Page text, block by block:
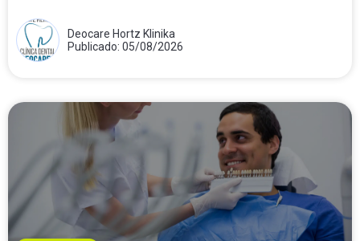
Deocare Hortz Klinika
Publicado: 05/08/2026